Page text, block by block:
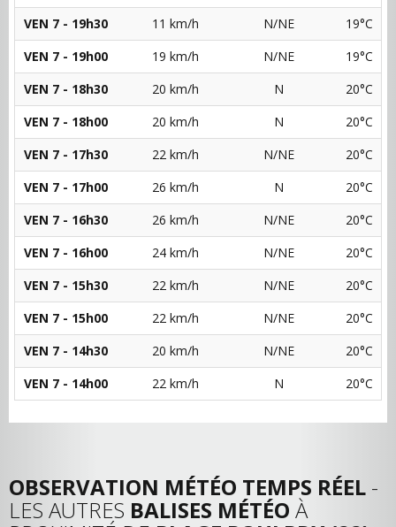
VEN 7 - 19h30
11 km/h N/NE
19°C
VEN 7 - 19h00
19 km/h N/NE
19°C
VEN 7 - 18h30
20 km/h N
20°C
VEN 7 - 18h00
20 km/h N
20°C
VEN 7 - 17h30
22 km/h N/NE
20°C
VEN 7 - 17h00
26 km/h N
20°C
VEN 7 - 16h30
26 km/h N/NE
20°C
VEN 7 - 16h00
24 km/h N/NE
20°C
VEN 7 - 15h30
22 km/h N/NE
20°C
VEN 7 - 15h00
22 km/h N/NE
20°C
VEN 7 - 14h30
20 km/h N/NE
20°C
VEN 7 - 14h00
22 km/h N 20°C
OBSERVATION MÉTÉO TEMPS RÉEL -
LES AUTRES BALISES MÉTÉO À